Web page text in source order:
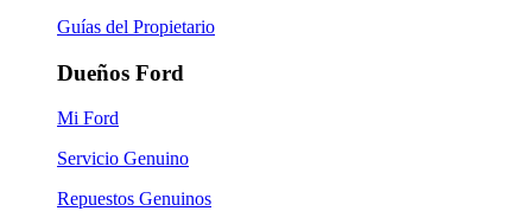
Guías del Propietario
Dueños Ford
Mi Ford
Servicio Genuino
Repuestos Genuinos